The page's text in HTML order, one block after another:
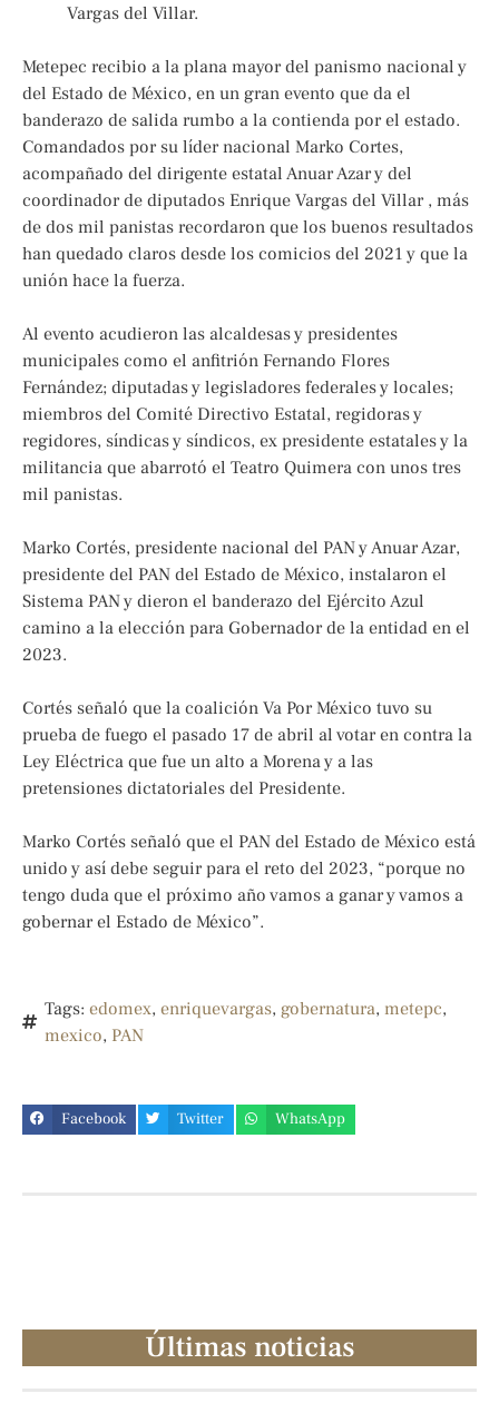
Vargas del Villar.
Metepec recibio a la plana mayor del panismo nacional y
del Estado de México, en un gran evento que da el
banderazo de salida rumbo a la contienda por el estado.
Comandados por su líder nacional Marko Cortes,
acompañado del dirigente estatal Anuar Azar y del
coordinador de diputados Enrique Vargas del Villar , más
de dos mil panistas recordaron que los buenos resultados
han quedado claros desde los comicios del 2021 y que la
unión hace la fuerza.
Al evento acudieron las alcaldesas y presidentes
municipales como el anfitrión Fernando Flores
Fernández; diputadas y legisladores federales y locales;
miembros del Comité Directivo Estatal, regidoras y
regidores, síndicas y síndicos, ex presidente estatales y la
militancia que abarrotó el Teatro Quimera con unos tres
mil panistas.
Marko Cortés, presidente nacional del PAN y Anuar Azar,
presidente del PAN del Estado de México, instalaron el
Sistema PAN y dieron el banderazo del Ejército Azul
camino a la elección para Gobernador de la entidad en el
2023.
Cortés señaló que la coalición Va Por México tuvo su
prueba de fuego el pasado 17 de abril al votar en contra la
Ley Eléctrica que fue un alto a Morena y a las
pretensiones dictatoriales del Presidente.
Marko Cortés señaló que el PAN del Estado de México está
unido y así debe seguir para el reto del 2023, “porque no
tengo duda que el próximo año vamos a ganar y vamos a
gobernar el Estado de México”.
Tags: edomex, enriquevargas, gobernatura, metepc,
mexico, PAN
Facebook Twitter WhatsApp
Últimas noticias